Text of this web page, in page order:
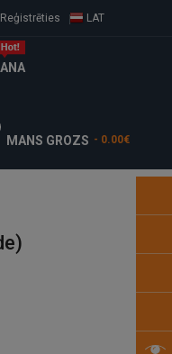
Reģistrēties LAT
MANS GROZS - 0.00€